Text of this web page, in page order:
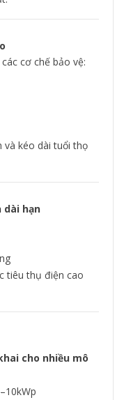
cơ chế bảo vệ:
và kéo dài tuổi thọ
dài hạn
tiêu thụ điện cao
cho nhiều mô